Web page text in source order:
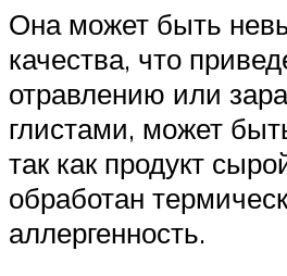
Она может быть
качества, что
отравлению или
глистами, может
так как продукт
обработан
аллергенность.